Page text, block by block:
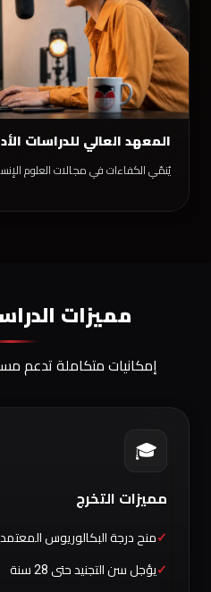
المعهد العالي للدراسات
يُنمّي الكفاءات في مجالات العلوم
مميزات
إمكانيات متكاملة تدعم
🎓
مميزات التخرج
منح درجة البكالوريوس
يؤجل سن التجنيد حتى 28 سنة